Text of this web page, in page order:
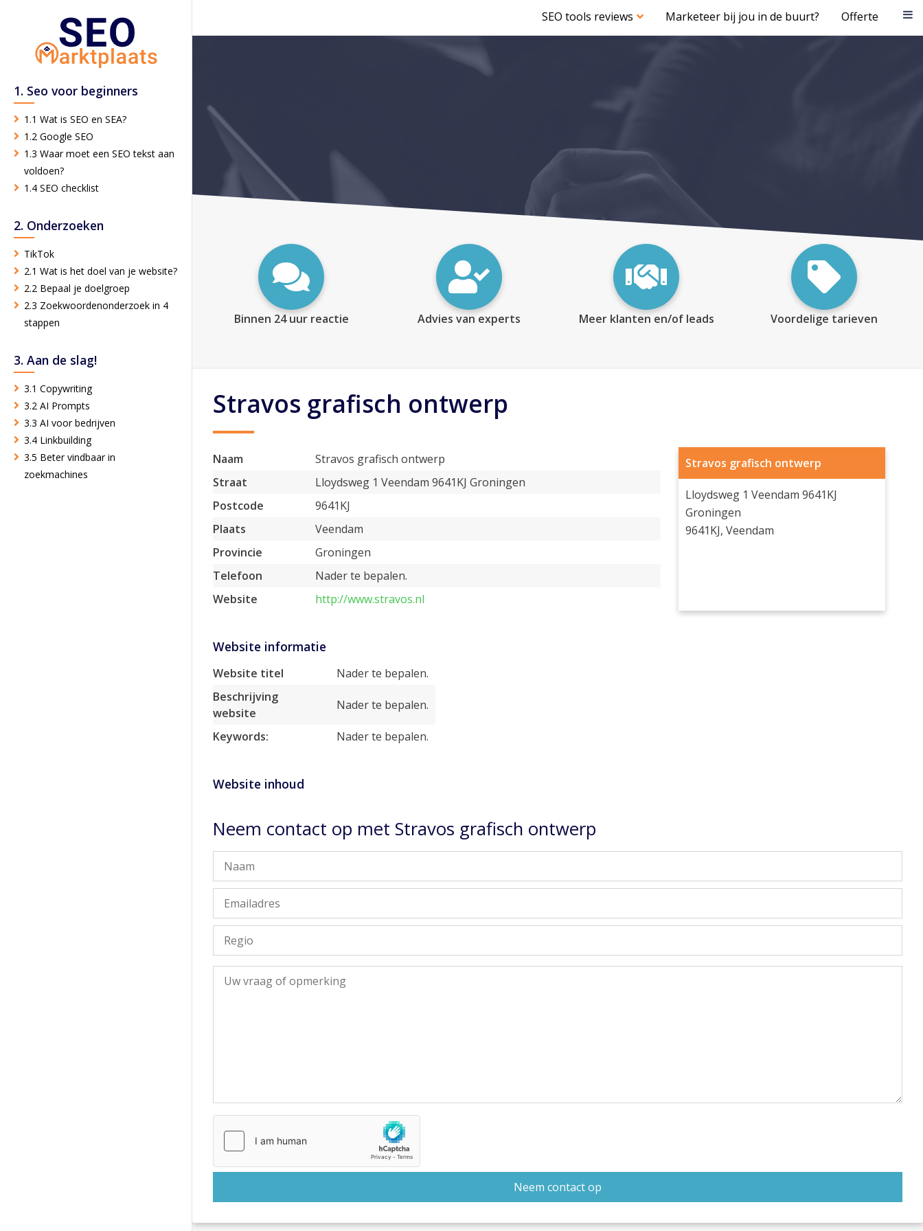
SEO tools reviews Marketeer bij jou in de buurt? Offerte
1. Seo voor beginners
1.1 Wat is SEO en SEA?
1.2 Google SEO
1.3 Waar moet een SEO tekst aan
voldoen?
1.4 SEO checklist
2. Onderzoeken
TikTok
2.1 Wat is het doel van je website?
2.2 Bepaal je doelgroep
2.3 Zoekwoordenonderzoek in 4
stappen
3. Aan de slag!
3.1 Copywriting
3.2 AI Prompts
3.3 AI voor bedrijven
3.4 Linkbuilding
3.5 Beter vindbaar in
zoekmachines
Binnen 24 uur reactie Advies van experts Meer klanten en/of leads Voordelige tarieven
Stravos grafisch ontwerp
Naam
Stravos grafisch ontwerp
Straat
Lloydsweg 1 Veendam 9641KJ Groningen
Postcode
9641KJ
Plaats
Veendam
Provincie
Groningen
Telefoon
Nader te bepalen.
Website
http://www.stravos.nl
Stravos grafisch ontwerp
Lloydsweg 1 Veendam 9641KJ
Groningen
9641KJ, Veendam
Website informatie
Website titel
Nader te bepalen.
Beschrijving
website
Nader te bepalen.
Keywords: Nader te bepalen.
Website inhoud
Neem contact op met Stravos grafisch ontwerp